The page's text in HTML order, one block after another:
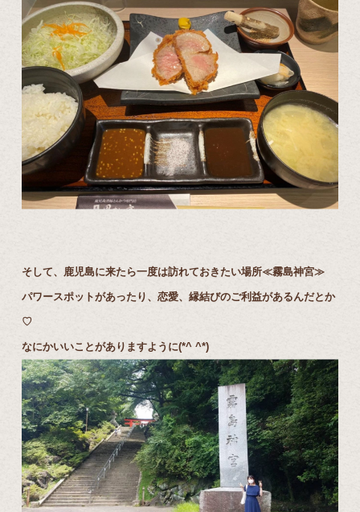
そして、鹿児島に来たら一度は訪れておきたい場所≪霧島神宮≫
パワースポットがあったり、恋愛、縁結びのご利益があるんだとか
♡
なにかいいことがありますように(*^ ^*)